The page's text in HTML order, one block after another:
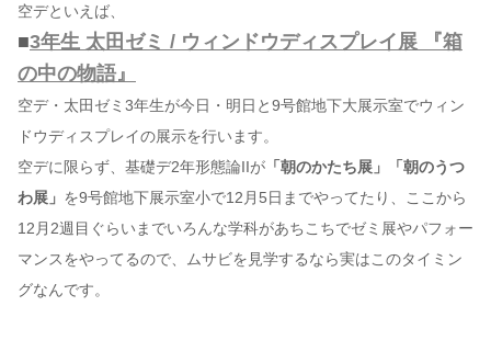
空デといえば、
■3年生 太田ゼミ / ウィンドウディスプレイ展 『箱
の中の物語』
空デ・太田ゼミ3年生が今日・明日と9号館地下大展示室でウィン
ドウディスプレイの展示を行います。
空デに限らず、基礎デ2年形態論IIが 「朝のかたち展」「朝のうつ
わ展」 を9号館地下展示室小で12月5日までやってたり、ここから
12月2週目ぐらいまでいろんな学科があちこちでゼミ展やパフォー
マンスをやってるので、ムサビを見学するなら実はこのタイミン
グなんです。